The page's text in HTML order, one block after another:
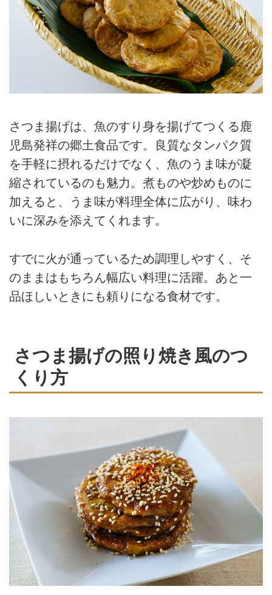
さつま揚げは、魚のすり身を揚げてつくる鹿
児島発祥の郷土食品です。良質なタンパク質
を手軽に摂れるだけでなく、魚のうま味が凝
縮されているのも魅力。煮ものや炒めものに
加えると、うま味が料理全体に広がり、味わ
いに深みを添えてくれます。
すでに火が通っているため調理しやすく、そ
のままはもちろん幅広い料理に活躍。あと一
品ほしいときにも頼りになる食材です。
さつま揚げの照り焼き風のつ
くり方